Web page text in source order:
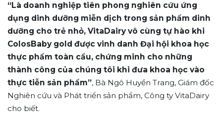
“Là doanh nghiệp tiên phong nghiên cứu ứng
dụng dinh dưỡng miễn dịch trong sản phẩm dinh
dưỡng cho trẻ nhỏ, VitaDairy vô cùng tự hào khi
ColosBaby gold được vinh danh Đại hội khoa học
thực phẩm toàn cầu, chứng minh cho những
thành công của chúng tôi khi đưa khoa học vào
thực tiễn sản phẩm”, Bà Ngô Huyền Trang, Giám đốc
Nghiên cứu và Phát triển sản phẩm, Công ty VitaDairy
cho biết.